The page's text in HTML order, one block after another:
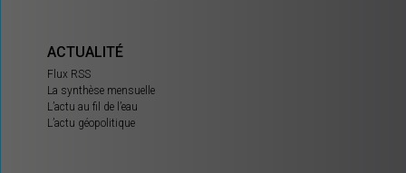
ACTUALITÉ
Flux RSS
La synthèse mensuelle
L’actu au fil de l’eau
L’actu géopolitique